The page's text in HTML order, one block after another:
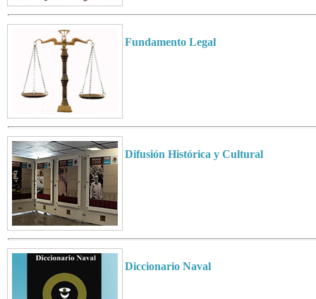
Fundamento Legal
Difusión Histórica y Cultural
Diccionario Naval